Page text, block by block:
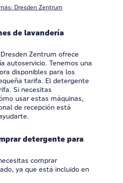
Dresden Zentrum
de lavandería
Zentrum ofrece
autoservicio. Tenemos una
disponibles para los
tarifa. El detergente
Si necesitas
usar estas máquinas,
de recepción está
detergente para
comprar
ya que está incluido en